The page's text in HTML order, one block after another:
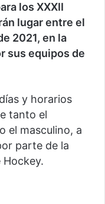
los XXXII
lugar entre el
2021, en la
sus equipos de
y horarios
tanto el
el masculino, a
parte de la